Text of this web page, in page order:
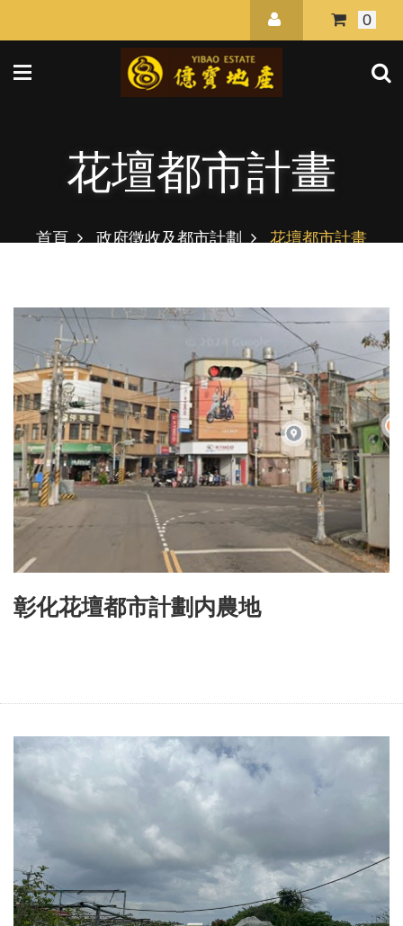
0
花壇都市計畫
首頁 政府徵收及都市計劃 花壇都市計畫
彰化花壇都市計劃内農地